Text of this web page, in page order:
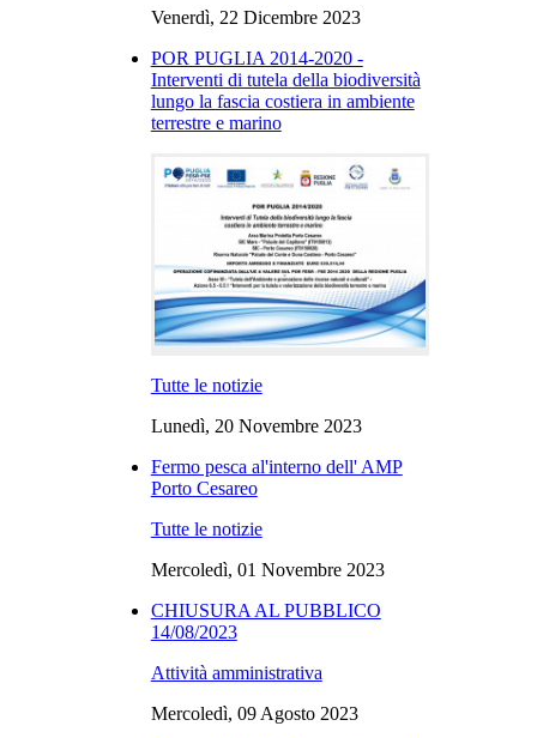
Venerdì, 22 Dicembre 2023
POR PUGLIA 2014-2020 -
Interventi di tutela della biodiversità
lungo la fascia costiera in ambiente
terrestre e marino
Tutte le notizie
Lunedì, 20 Novembre 2023
Fermo pesca al'interno dell' AMP
Porto Cesareo
Tutte le notizie
Mercoledì, 01 Novembre 2023
CHIUSURA AL PUBBLICO
14/08/2023
Attività amministrativa
Mercoledì, 09 Agosto 2023